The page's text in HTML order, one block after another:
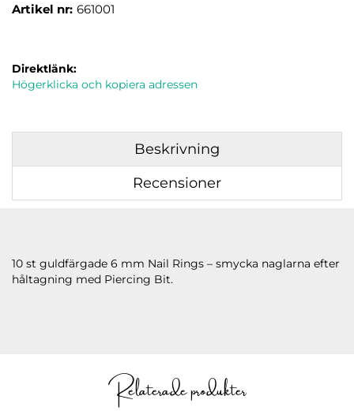
Artikel nr: 661001
Direktlänk:
Högerklicka och kopiera adressen
Beskrivning
Recensioner
10 st guldfärgade 6 mm Nail Rings – smycka naglarna efter
håltagning med Piercing Bit.
Relaterade produkter